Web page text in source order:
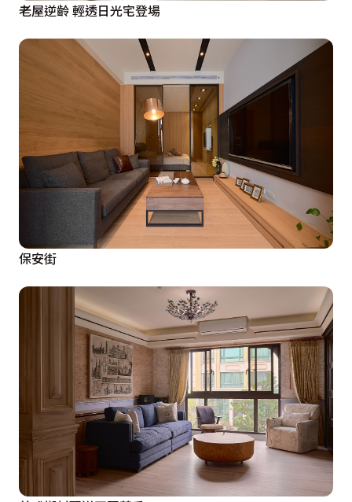
老屋逆齡 輕透日光宅登場
保安街